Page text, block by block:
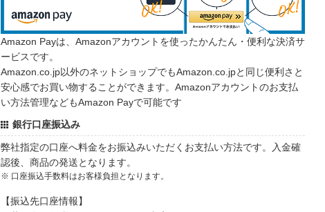
Amazon Payは、Amazonアカウントを使ったかんたん・便利な決済サ
ービスです。
Amazon.co.jp以外のネットショップでもAmazon.co.jpと同じ便利さと
安心感でお買い物することができます。Amazonアカウントのお支払
い方法管理などもAmazon Payで可能です
銀行口座振込み
弊社指定の口座へ料金をお振込みいただくお支払い方法です。入金確
認後、商品の発送となります。
※ 口座振込手数料はお客様負担となります。
【振込先口座情報】